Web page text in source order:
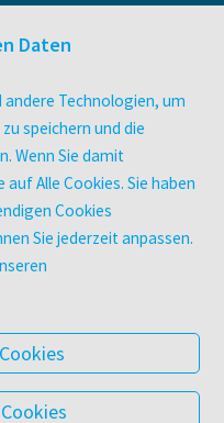
druckt.
Daten
Technologien, um
speichern und die
Wenn Sie damit
Alle Cookies. Sie haben
Cookies
Sie jederzeit anpassen.